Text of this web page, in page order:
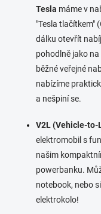
Tesla máme v
"Tesla tlačítkem"
dálku otevřít
pohodlně jako
běžné veřejné
nabízíme
a nešpiní se.
V2L (Vehicle-to-
elektromobil s
našim
powerbanku.
notebook, nebo
elektrokolo!